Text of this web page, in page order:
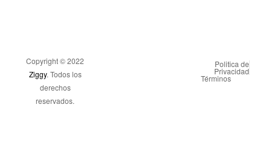
Copyright © 2022
Ziggy. Todos los
derechos
reservados.
Politica de
Privacidad
Términos